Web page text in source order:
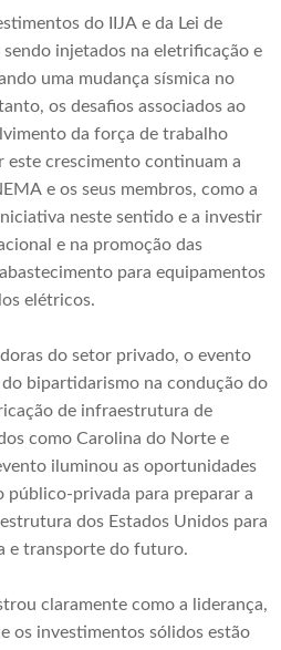
do IIJA e da Lei de
sendo injetados na eletrificação e
uma mudança sísmica no
os desafios associados ao
da força de trabalho
este crescimento continuam a
e os seus membros, como a
neste sentido e a investir
e na promoção das
para equipamentos
elétricos.
do setor privado, o evento
bipartidarismo na condução do
de infraestrutura de
como Carolina do Norte e
iluminou as oportunidades
público-privada para preparar a
dos Estados Unidos para
e transporte do futuro.
claramente como a liderança,
os investimentos sólidos estão